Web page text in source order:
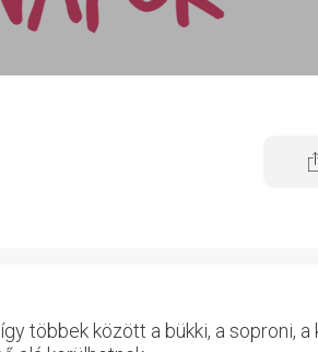
többek között a bükki, a soproni, a